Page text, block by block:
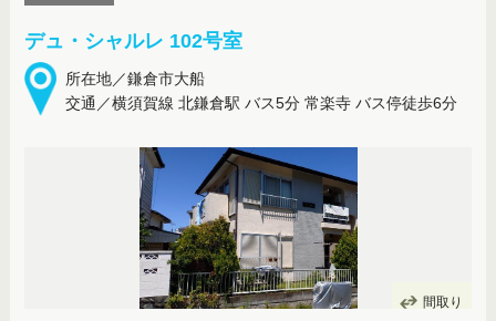
デュ・シャルレ 102号室
所在地／鎌倉市大船
交通／横須賀線 北鎌倉駅 バス5分 常楽寺 バス停徒歩6分
間取り